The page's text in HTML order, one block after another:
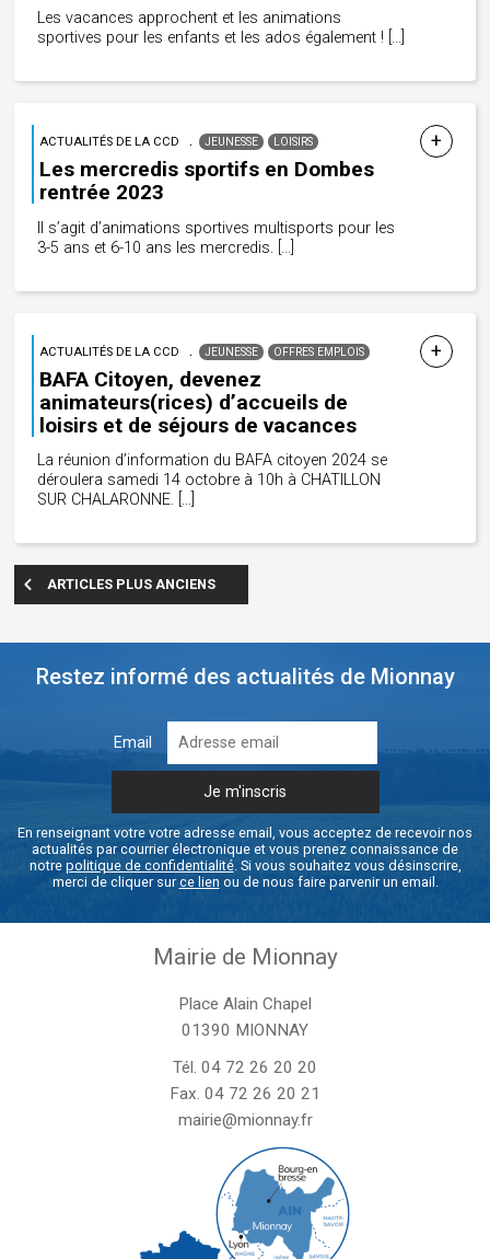
Les vacances approchent et les animations
sportives pour les enfants et les ados également ! […]
ACTUALITÉS DE LA CCD JEUNESSE LOISIRS
Les mercredis sportifs en Dombes
rentrée 2023
Il s’agit d’animations sportives multisports pour les
3-5 ans et 6-10 ans les mercredis. […]
ACTUALITÉS DE LA CCD JEUNESSE OFFRES EMPLOIS
BAFA Citoyen, devenez
animateurs(rices) d’accueils de
loisirs et de séjours de vacances
La réunion d’information du BAFA citoyen 2024 se
déroulera samedi 14 octobre à 10h à CHATILLON
SUR CHALARONNE. […]
ARTICLES PLUS ANCIENS
Restez informé des actualités de Mionnay
Email
En renseignant votre votre adresse email, vous acceptez de recevoir nos
actualités par courrier électronique et vous prenez connaissance de
notre politique de confidentialité. Si vous souhaitez vous désinscrire,
merci de cliquer surce lien ou de nous faire parvenir un email.
Mairie de Mionnay
Place Alain Chapel
01390 MIONNAY
Tél. 04 72 26 20 20
Fax. 04 72 26 20 21
mairie@mionnay.fr